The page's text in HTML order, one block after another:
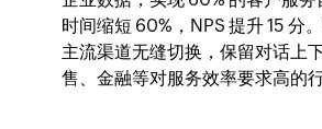
时间缩短 60%，NPS 提升 15 分
主流渠道无缝切换，保留对话上
售、金融等对服务效率要求高的行